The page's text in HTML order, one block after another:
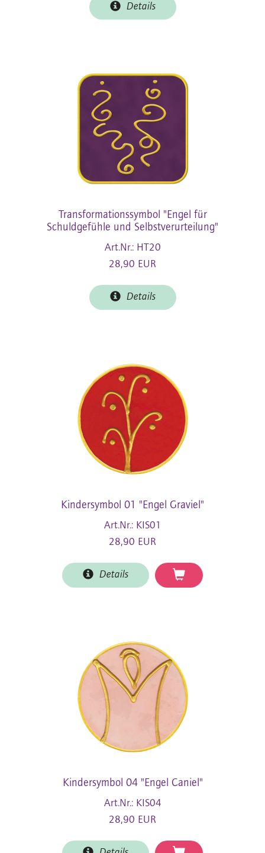
Details
Transformationssymbol "Engel für
Schuldgefühle und Selbstverurteilung"
Art.Nr.: HT20
28,90 EUR
Details
Kindersymbol 01 "Engel Graviel"
Art.Nr.: KIS01
28,90 EUR
Details
Kindersymbol 04 "Engel Caniel"
Art.Nr.: KIS04
28,90 EUR